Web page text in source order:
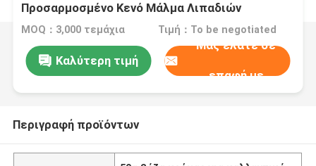
Προσαρμοσμένο Κενό Μάλμα Λιπαδιών
MOQ：3,000 τεμάχια Τιμή：To be negotiated
Καλύτερη τιμή
Μας ελάτε σε
επαφή με
Περιγραφή προϊόντων